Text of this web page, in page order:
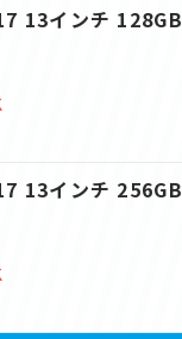
13インチ 128GB
13インチ 256GB